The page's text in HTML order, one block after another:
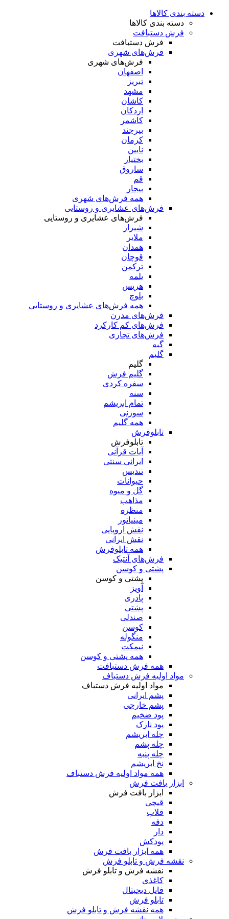
دسته بندی کالاها
دسته بندی کالاها
فرش دستبافت
فرش دستبافت
فرش‌های شهری
فرش‌های شهری
اصفهان
تبریز
مشهد
کاشان
اردکان
کاشمر
بیرجند
کرمان
نایین
بختیار
ساروق
قم
بیجار
همه فرش‌های شهری
فرش‌های عشایری و روستایی
فرش‌های عشایری و روستایی
شیراز
ملایر
همدان
قوچان
ترکمن
یلمه
هریس
بلوچ
همه فرش‌های عشایری و روستایی
فرش‌های مدرن
فرش‌های کم کارکرد
فرش‌های تجاری
گبه
گلیم
گلیم
گلیم فرش
سفره کردی
سنه
تمام ابریشم
سوزنی
همه گلیم
تابلوفرش
تابلوفرش
آیات قرآنی
ایرانی سنتی
تندیس
حیوانات
گل و میوه
مذاهب
منظره
مینیاتور
نقش اروپایی
نقش ایرانی
همه تابلوفرش
فرش‌های آنتیک
پشتی و کوسن
پشتی و کوسن
آویز
پادری
پشتی
صندلی
کوسن
منگوله
نیمکت
همه پشتی و کوسن
همه فرش دستبافت
مواد اولیه فرش دستباف
مواد اولیه فرش دستباف
پشم ایرانی
پشم خارجی
پود ضخیم
پود نازک
چله ابریشم
چله پشم
چله پنبه
نخ ابریشم
همه مواد اولیه فرش دستباف
ابزار بافت فرش
ابزار بافت فرش
قیچی
قلاب
دفه
دار
پودکش
همه ابزار بافت فرش
نقشه فرش و تابلو فرش
نقشه فرش و تابلو فرش
کاغذی
فایل دیجیتال
تابلو فرش
همه نقشه فرش و تابلو فرش